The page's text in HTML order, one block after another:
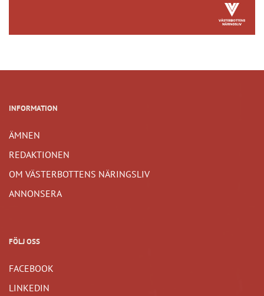
INFORMATION
ÄMNEN
REDAKTIONEN
OM VÄSTERBOTTENS NÄRINGSLIV
ANNONSERA
FÖLJ OSS
FACEBOOK
LINKEDIN